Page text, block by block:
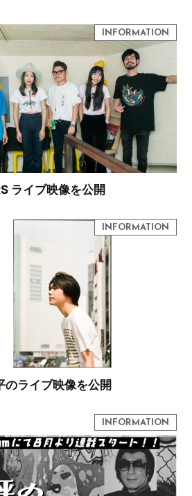
ライブ映像を公開
のライブ映像を公開